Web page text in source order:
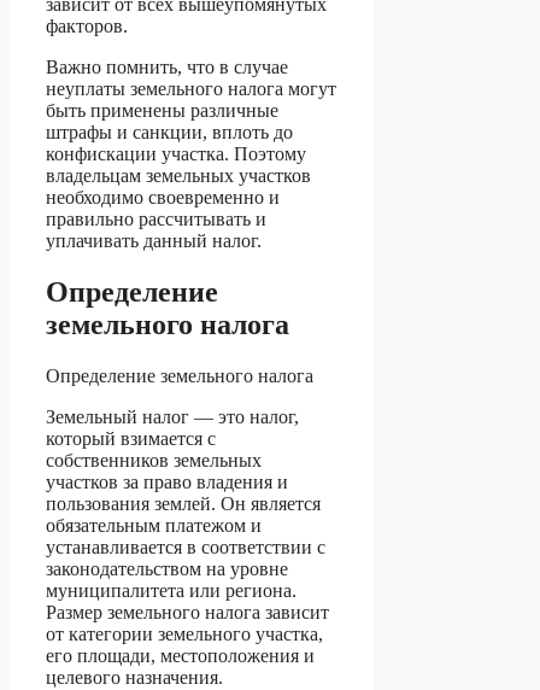
зависит от всех вышеупомянутых
факторов.
Важно помнить, что в случае
неуплаты земельного налога могут
быть применены различные
штрафы и санкции, вплоть до
конфискации участка. Поэтому
владельцам земельных участков
необходимо своевременно и
правильно рассчитывать и
уплачивать данный налог.
Определение
земельного налога
Определение земельного налога
Земельный налог — это налог,
который взимается с
собственников земельных
участков за право владения и
пользования землей. Он является
обязательным платежом и
устанавливается в соответствии с
законодательством на уровне
муниципалитета или региона.
Размер земельного налога зависит
от категории земельного участка,
его площади, местоположения и
целевого назначения.